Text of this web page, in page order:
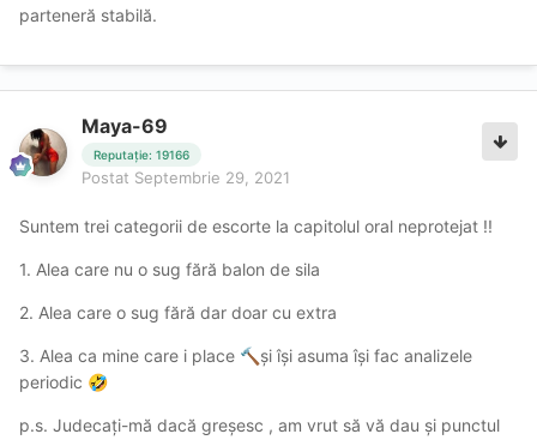
parteneră stabilă.
Maya-69
Reputație: 19166
Postat Septembrie 29, 2021
Suntem trei categorii de escorte la capitolul oral neprotejat !!
1. Alea care nu o sug fără balon de sila
2. Alea care o sug fără dar doar cu extra
3. Alea ca mine care i place 🔨 și își asuma își fac analizele
periodic 🤣
p.s. Judecați-mă dacă greșesc , am vrut să vă dau și punctul